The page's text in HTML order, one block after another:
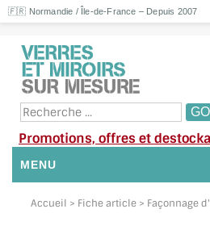
🇫🇷 Normandie / Île-de-France – Depuis 2007
Promotions, offres et
MENU
NOUS CONTACTER
Accueil > Fiche article > Façonnage